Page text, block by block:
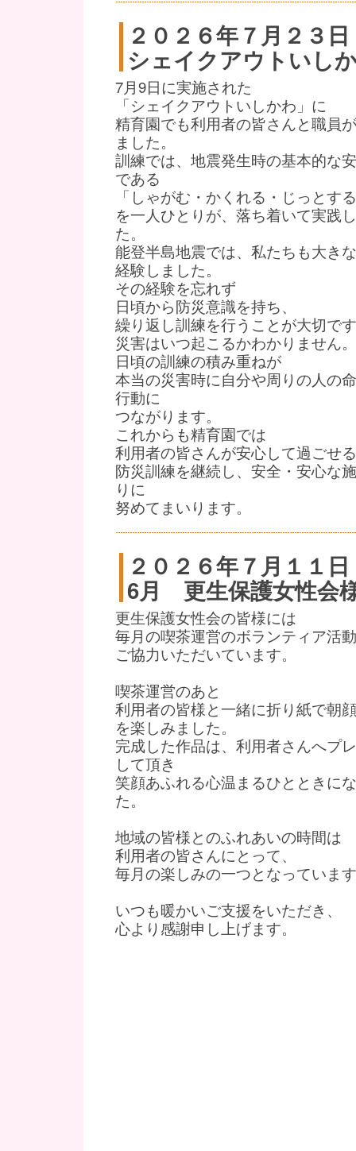
２０２６年７月２３日
シェイクアウトいし
7月9日に実施された
「シェイクアウトいしかわ」に
精育園でも利用者の皆さんと職員
ました。
訓練では、地震発生時の基本的な
である
「しゃがむ・かくれる・じっとす
を一人ひとりが、落ち着いて実践
た。
能登半島地震では、私たちも大き
経験しました。
その経験を忘れず
日頃から防災意識を持ち、
繰り返し訓練を行うことが大切で
災害はいつ起こるかわかりません。
日頃の訓練の積み重ねが
本当の災害時に自分や周りの人の
行動に
つながります。
これからも精育園では
利用者の皆さんが安心して過ごせ
防災訓練を継続し、安全・安心な
りに
努めてまいります。
２０２６年７月１１日
6月 更生保護女性会
更生保護女性会の皆様には
毎月の喫茶運営のボランティア活
ご協力いただいています。
喫茶運営のあと
利用者の皆様と一緒に折り紙で朝
を楽しみました。
完成した作品は、利用者さんへプ
して頂き
笑顔あふれる心温まるひとときに
た。
地域の皆様とのふれあいの時間は
利用者の皆さんにとって、
毎月の楽しみの一つとなっていま
いつも暖かいご支援をいただき、
心より感謝申し上げます。